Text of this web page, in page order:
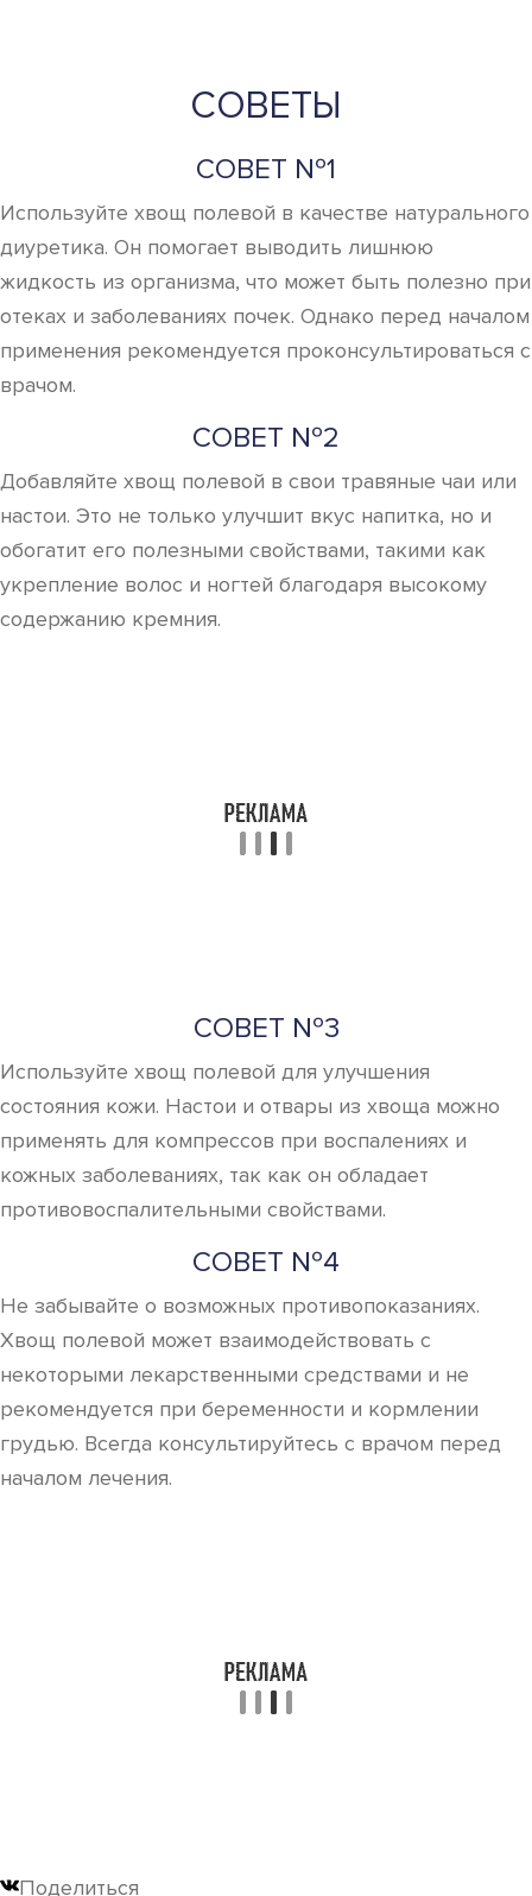
СОВЕТЫ
СОВЕТ №1
Используйте хвощ полевой в качестве натурального
диуретика. Он помогает выводить лишнюю
жидкость из организма, что может быть полезно при
отеках и заболеваниях почек. Однако перед началом
применения рекомендуется проконсультироваться с
врачом.
СОВЕТ №2
Добавляйте хвощ полевой в свои травяные чаи или
настои. Это не только улучшит вкус напитка, но и
обогатит его полезными свойствами, такими как
укрепление волос и ногтей благодаря высокому
содержанию кремния.
СОВЕТ №3
Используйте хвощ полевой для улучшения
состояния кожи. Настои и отвары из хвоща можно
применять для компрессов при воспалениях и
кожных заболеваниях, так как он обладает
противовоспалительными свойствами.
СОВЕТ №4
Не забывайте о возможных противопоказаниях.
Хвощ полевой может взаимодействовать с
некоторыми лекарственными средствами и не
рекомендуется при беременности и кормлении
грудью. Всегда консультируйтесь с врачом перед
началом лечения.
Поделиться